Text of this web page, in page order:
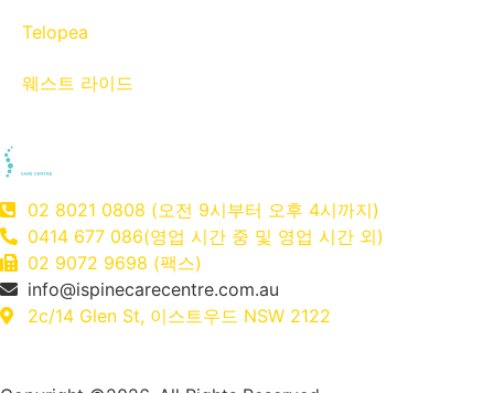
Telopea
웨스트 라이드
02 8021 0808 (오전 9시부터 오후 4시까지)
0414 677 086(영업 시간 중 및 영업 시간 외)
02 9072 9698 (팩스)
info@ispinecarecentre.com.au
2c/14 Glen St, 이스트우드 NSW 2122